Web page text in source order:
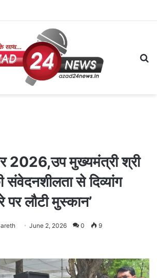
2026,उप मुख्यमंत्री श्री
से दिव्यांग
लौटी मुस्कान’
June 2, 2026 0 9